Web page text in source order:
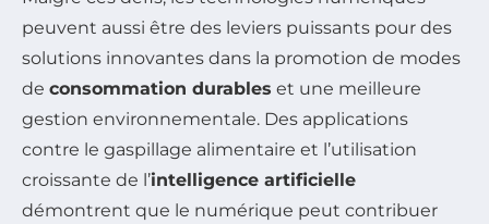
peuvent aussi être des leviers puissants pour des
solutions innovantes dans la promotion de modes
de consommation durables et une meilleure
gestion environnementale. Des applications
contre le gaspillage alimentaire et l’utilisation
croissante de l’intelligence artificielle
démontrent que le numérique peut contribuer